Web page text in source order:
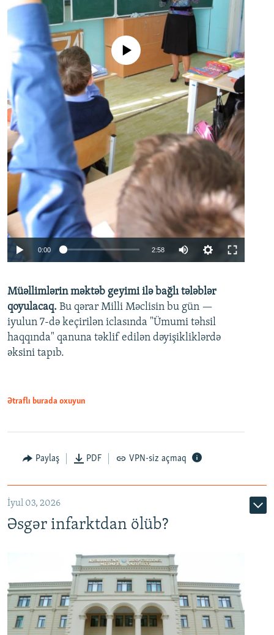
Auto 240p 360p 480p
720p 1080p
No media source currently available
0:00 2:58
360p
480p
720p
Müəllimlərin məktəb geyimi ilə bağlı tələblər
qoyulacaq. Bu qərar Milli Məclisin bu gün —
iyulun 7-də keçirilən iclasında "Ümumi təhsil
haqqında" qanuna təklif edilən dəyişikliklərdə
əksini tapıb.
Ətraflı burada oxuyun
Paylaş PDF VPN-siz açmaq
İyul 03, 2026
Əsgər infarktdan ölüb?